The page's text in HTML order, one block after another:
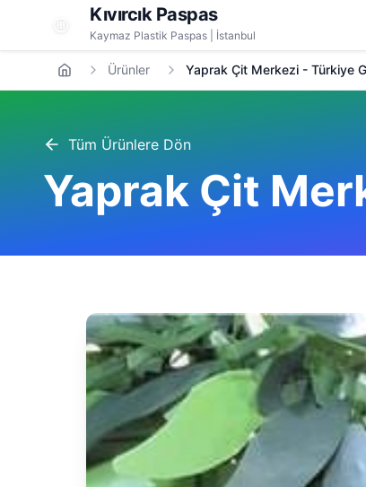
Kıvırcık Paspas
Kaymaz Plastik Paspas | İstanbul
Ürünler Yaprak Çit Merkezi - Türkiye
Tüm Ürünlere Dön
Yaprak Çit